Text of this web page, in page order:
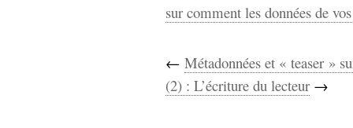
sur comment les données de
← Métadonnées et « teaser »
(2) : L’écriture du lecteur →